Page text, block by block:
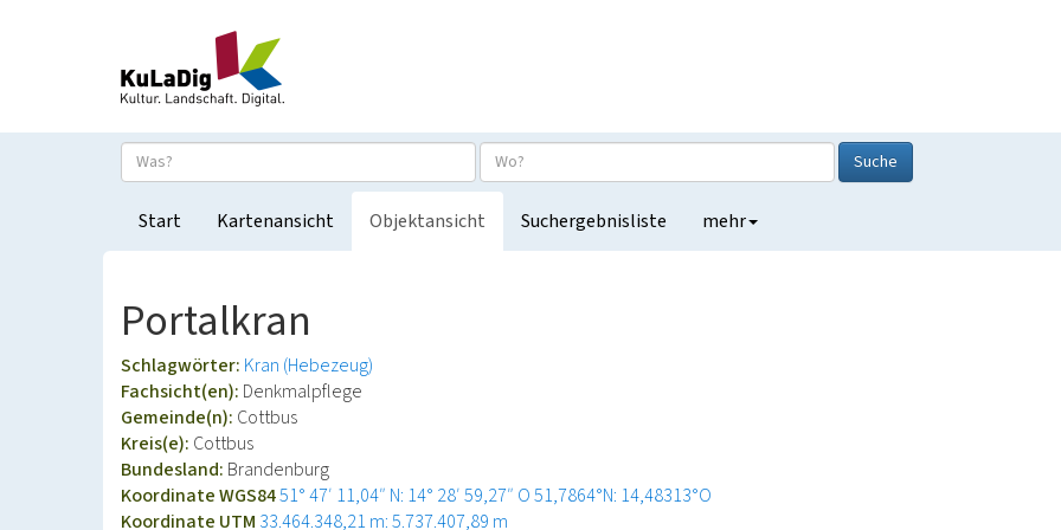
Suche
Start Kartenansicht Objektansicht Suchergebnisliste mehr
Portalkran
Schlagwörter: Kran (Hebezeug)
Fachsicht(en): Denkmalpflege
Gemeinde(n): Cottbus
Kreis(e): Cottbus
Bundesland: Brandenburg
Koordinate WGS8451° 47′ 11,04″ N: 14° 28′ 59,27″ O51,7864°N: 14,48313°O
Koordinate UTM 33.464.348,21 m: 5.737.407,89 m